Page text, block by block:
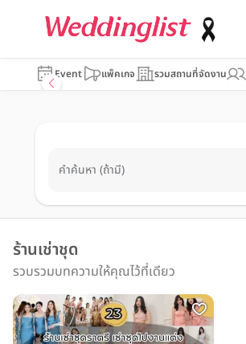
Event แพ็คเกจ รวมสถานที่จัดงาน
คำค้นหา (ถ้ามี)
ร้านเช่าชุด
รวบรวมบทความให้คุณไว้ที่เดียว